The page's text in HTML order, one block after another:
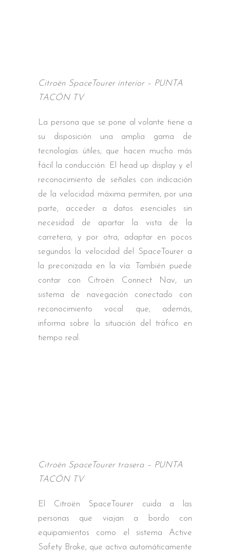
Citroën SpaceTourer interior – PUNTA
TACÓN TV
La persona que se pone al volante tiene a
su disposición una amplia gama de
tecnologías útiles, que hacen mucho más
fácil la conducción. El head up display y el
reconocimiento de señales con indicación
de la velocidad máxima permiten, por una
parte, acceder a datos esenciales sin
necesidad de apartar la vista de la
carretera, y por otra, adaptar en pocos
segundos la velocidad del SpaceTourer a
la preconizada en la vía. También puede
contar con Citroën Connect Nav, un
sistema de navegación conectado con
reconocimiento vocal que, además,
informa sobre la situación del tráfico en
tiempo real.
Citroën SpaceTourer trasera – PUNTA
TACÓN TV
El Citroën SpaceTourer cuida a las
personas que viajan a bordo con
equipamientos como el sistema Active
Safety Brake, que activa automáticamente